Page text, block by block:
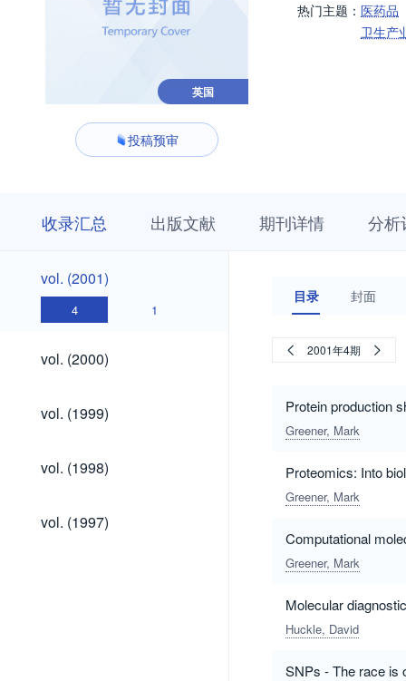
英国
投稿预审
热门主题： 医药品
卫生产
收录汇总 出版文献 期刊详情 分析
vol.
(2001)
vol. (2001)
4 1
vol.
(2000)
vol. (2000)
vol.
(1999)
vol. (1999)
vol.
(1998)
vol. (1998)
vol.
(1997)
vol. (1997)
目录 封面
2001年4期
Protein production
Greener, Mark
Proteomics: Into
Greener, Mark
Computational
Greener, Mark
Molecular
Huckle, David
SNPs - The race is